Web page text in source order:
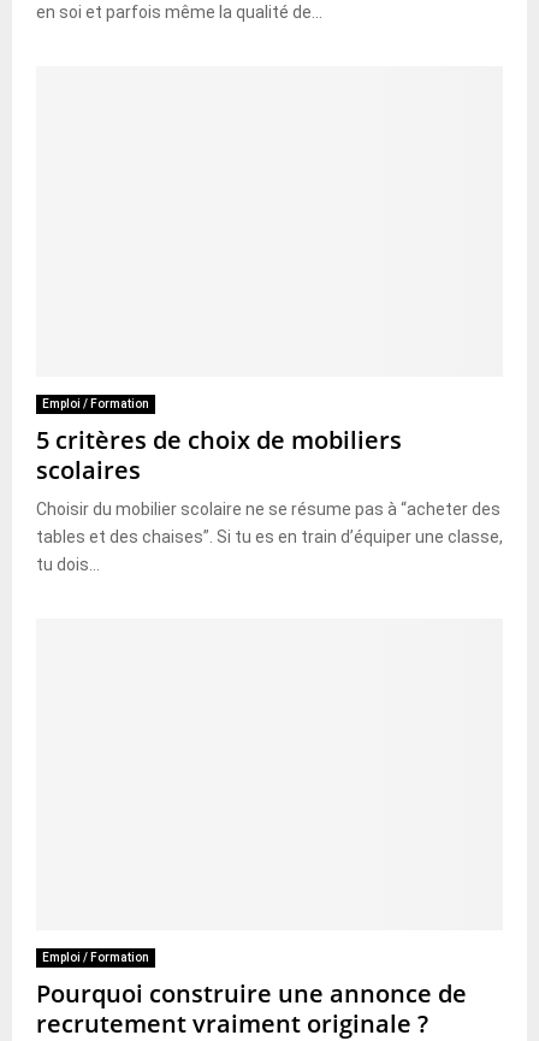
en soi et parfois même la qualité de...
Emploi / Formation
5 critères de choix de mobiliers
scolaires
Choisir du mobilier scolaire ne se résume pas à “acheter des
tables et des chaises”. Si tu es en train d’équiper une classe,
tu dois...
Emploi / Formation
Pourquoi construire une annonce de
recrutement vraiment originale ?